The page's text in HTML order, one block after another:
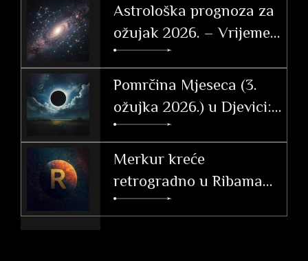
Astrološka prognoza za
ožujak 2026. – Vrijeme
tranzicije, akcije i velikih
otkrića
Pomrčina Mjeseca (3.
ožujka 2026.) u Djevici:
Vodič i utjecaj po
ascendentu
Merkur kreće
retrogradno u Ribama
(26. 2. – 20. 3. 2026.)